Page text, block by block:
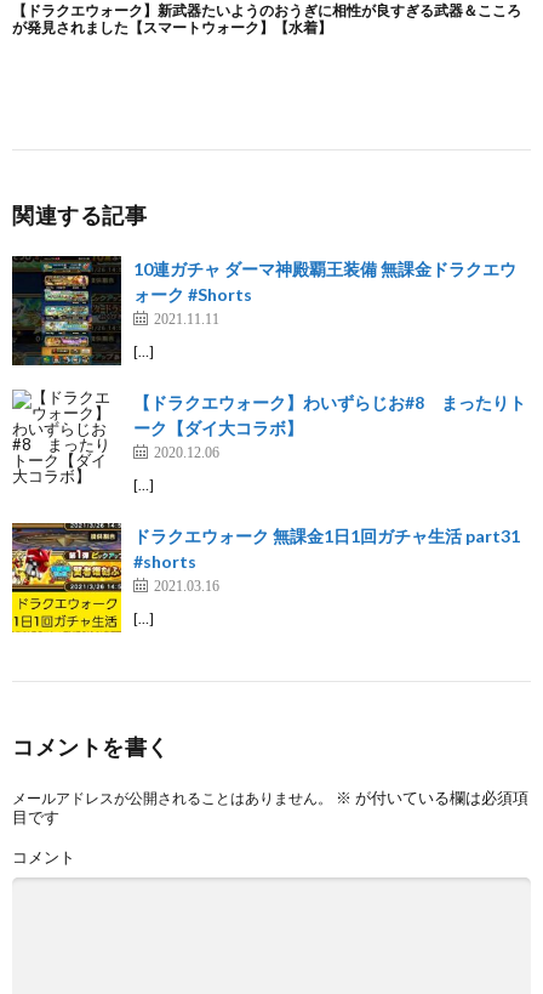
関連する記事
10連ガチャ ダーマ神殿覇王装備 無課金ドラクエウ
ォーク #Shorts
2021.11.11
[…]
【ドラクエウォーク】わいずらじお#8 まったりト
ーク【ダイ大コラボ】
2020.12.06
[…]
ドラクエウォーク 無課金1日1回ガチャ生活 part31
#shorts
2021.03.16
[…]
コメントを書く
メールアドレスが公開されることはありません。 ※ が付いている欄は必須項
目です
コメント